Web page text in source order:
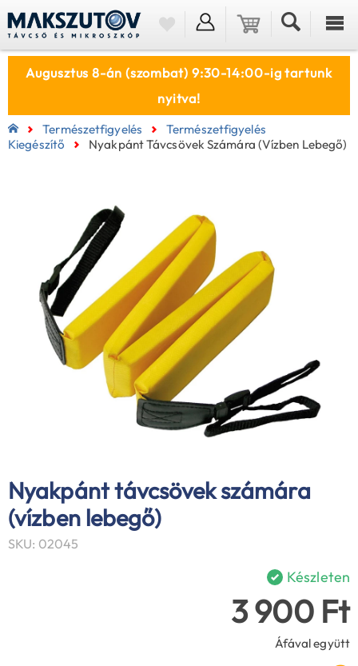
Augusztus 8-án (szombat) 9:30-14:00-ig tartunk
nyitva!
Természetfigyelés
Természetfigyelés
Kiegészítő
Nyakpánt Távcsövek Számára (vízben Lebegő)
Nyakpánt távcsövek számára
(vízben lebegő)
SKU: 02045
Készleten
3 900 Ft
Áfával együtt